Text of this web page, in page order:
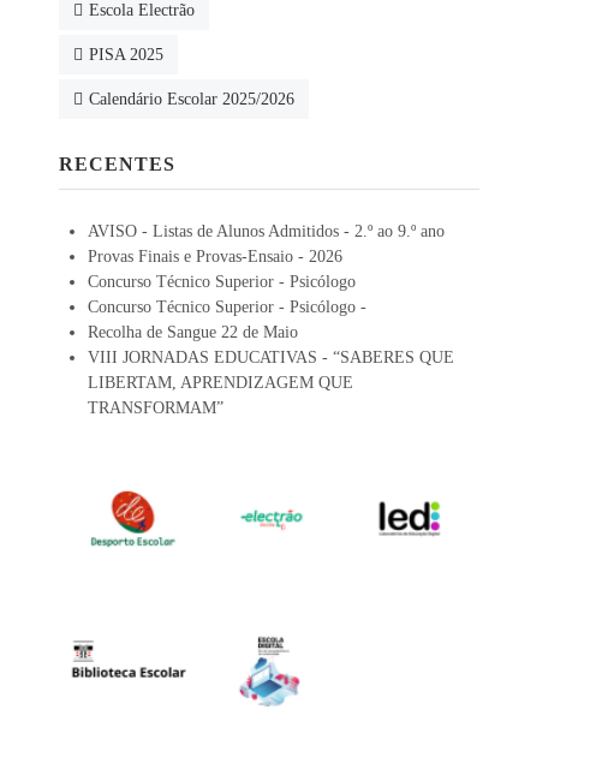
Escola Electrão
PISA 2025
Calendário Escolar 2025/2026
RECENTES
AVISO - Listas de Alunos Admitidos - 2.º ao 9.º ano
Provas Finais e Provas-Ensaio - 2026
Concurso Técnico Superior - Psicólogo
Concurso Técnico Superior - Psicólogo -
Recolha de Sangue 22 de Maio
VIII JORNADAS EDUCATIVAS - “SABERES QUE
LIBERTAM, APRENDIZAGEM QUE
TRANSFORMAM”